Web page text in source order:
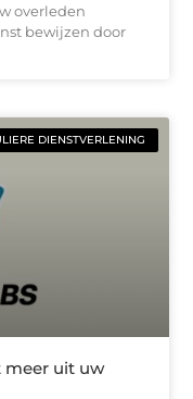
overleden
bewijzen door
DIENSTVERLENING
meer uit uw